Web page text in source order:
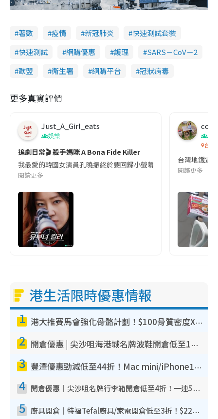
著數 疫情 新冠肺炎
快速測試套裝
快速測試
網購優惠 護理
SARS－CoV－2
歐盟
衞生署 網購平台 冠狀病毒
更多真實評價
Just_A_Girl_eats
娛樂
追劇日常🎬 殺手媽咪 A Bona Fide Killer
我最愛的韓國女演員孔曉振終於要回歸小螢幕啦!這次的劇本改編
閱讀更多
co
吹
台灣
台灣地鐵宣
閱讀更多
港生活限時優惠情報
1 港大推賽馬會強化骨骼計劃！$100骨質密度X光檢查 完成免費運動訓練送超市禮券！附參加資格
2 開倉優惠 | 尖沙咀海港城名牌波鞋開倉低至1折！On鞋$899起／Joy&Peace鞋履$98起
3 豐澤優惠勁減低至44折！Mac mini/iPhone17Pro大減價！廚房家電$220起
4 開倉優惠｜尖沙咀名牌行李箱開倉低至4折！一連5日 American Tourister/ace./Hallmark $200起！
5 廚具開倉｜特福Tefal廚具/家電開倉低至3折！$220起買平底鍋/炒鑊/湯煲！電飯煲/吸塵機/燙斗$418起